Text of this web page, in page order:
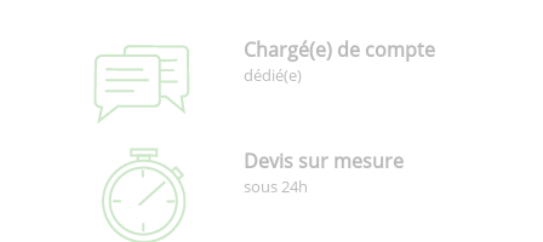
Chargé(e) de compte
dédié(e)
Devis sur mesure
sous 24h